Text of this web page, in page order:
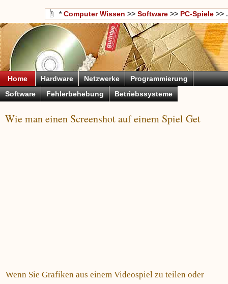
*Computer Wissen >> Software >> PC-Spiele >> .
Home Hardware Netzwerke
Programmierung
Software
Fehlerbehebung Betriebssysteme
Wie man einen Screenshot auf einem Spiel Get
Wenn Sie Grafiken aus einem Videospiel zu teilen oder